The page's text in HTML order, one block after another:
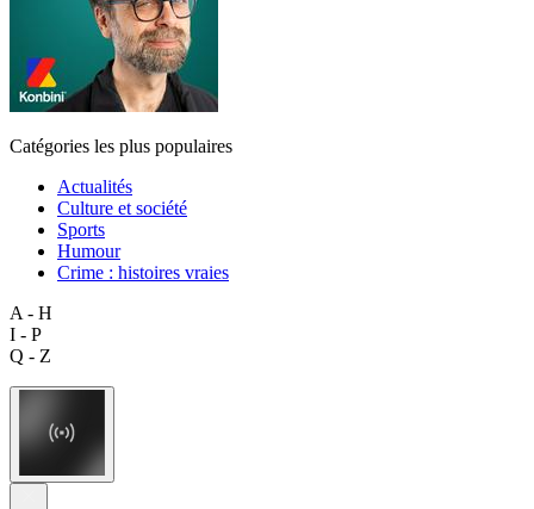
Catégories les plus populaires
Actualités
Culture et société
Sports
Humour
Crime : histoires vraies
A - H
I - P
Q - Z